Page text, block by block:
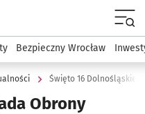
Dla mieszkańca
Bezpieczny Wrocław
Święto 16 Dolnośląskiej
Obrony